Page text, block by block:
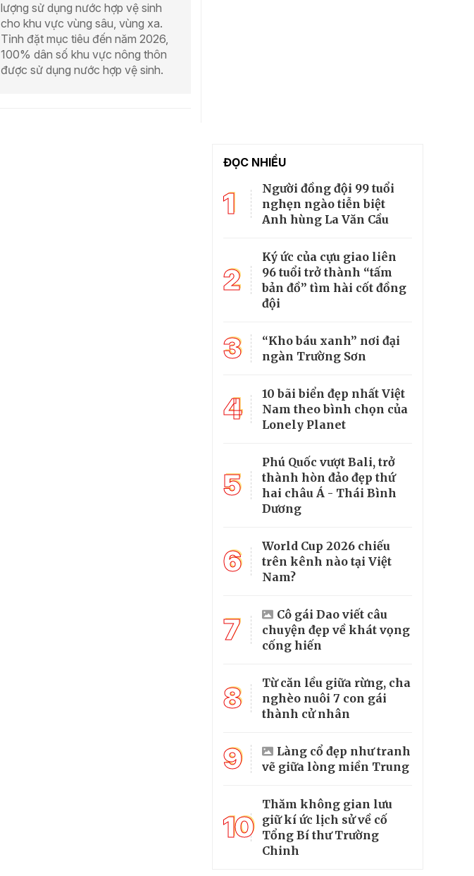
lượng sử dụng nước hợp vệ sinh
cho khu vực vùng sâu, vùng xa.
Tỉnh đặt mục tiêu đến năm 2026,
100% dân số khu vực nông thôn
được sử dụng nước hợp vệ sinh.
ĐỌC NHIỀU
1
Người đồng đội 99 tuổi
nghẹn ngào tiễn biệt
Anh hùng La Văn Cầu
2
Ký ức của cựu giao liên
96 tuổi trở thành “tấm
bản đồ” tìm hài cốt đồng
đội
3
“Kho báu xanh” nơi đại
ngàn Trường Sơn
4
10 bãi biển đẹp nhất Việt
Nam theo bình chọn của
Lonely Planet
5
Phú Quốc vượt Bali, trở
thành hòn đảo đẹp thứ
hai châu Á - Thái Bình
Dương
6
World Cup 2026 chiếu
trên kênh nào tại Việt
Nam?
7
Cô gái Dao viết câu
chuyện đẹp về khát vọng
cống hiến
8
Từ căn lều giữa rừng, cha
nghèo nuôi 7 con gái
thành cử nhân
9
Làng cổ đẹp như tranh
vẽ giữa lòng miền Trung
10
Thăm không gian lưu
giữ kí ức lịch sử về cố
Tổng Bí thư Trường
Chinh